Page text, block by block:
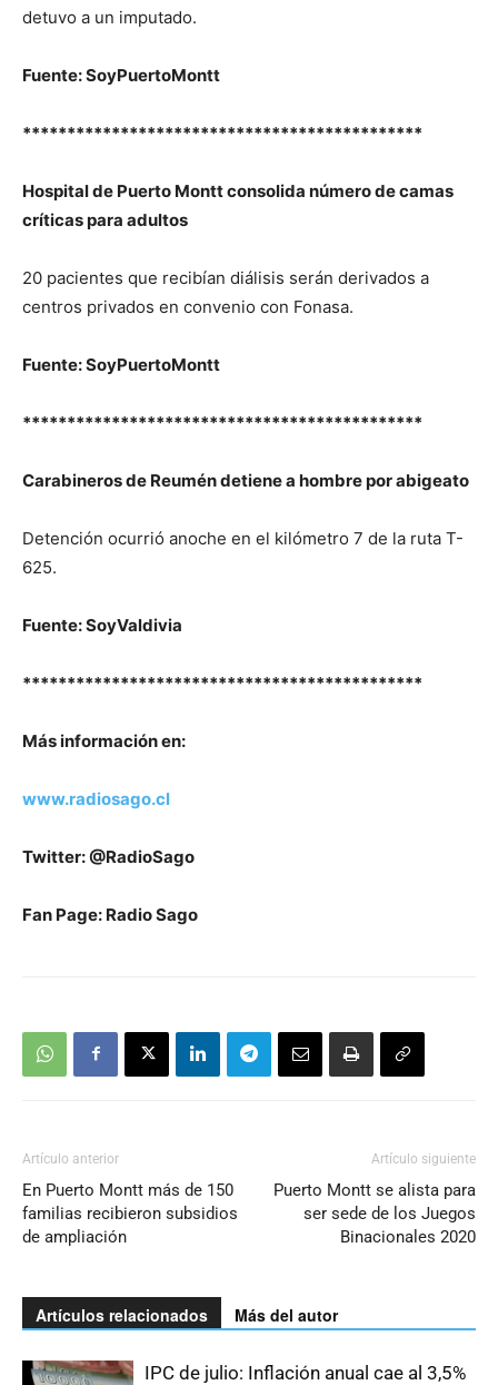
detuvo a un imputado.
Fuente: SoyPuertoMontt
*********************************************
Hospital de Puerto Montt consolida número de camas
críticas para adultos
20 pacientes que recibían diálisis serán derivados a
centros privados en convenio con Fonasa.
Fuente: SoyPuertoMontt
*********************************************
Carabineros de Reumén detiene a hombre por abigeato
Detención ocurrió anoche en el kilómetro 7 de la ruta T-
625.
Fuente: SoyValdivia
*********************************************
Más información en:
www.radiosago.cl
Twitter: @RadioSago
Fan Page: Radio Sago
Artículo anterior
En Puerto Montt más de 150
familias recibieron subsidios
de ampliación
Artículo siguiente
Puerto Montt se alista para
ser sede de los Juegos
Binacionales 2020
Artículos relacionados Más del autor
IPC de julio: Inflación anual cae al 3,5%